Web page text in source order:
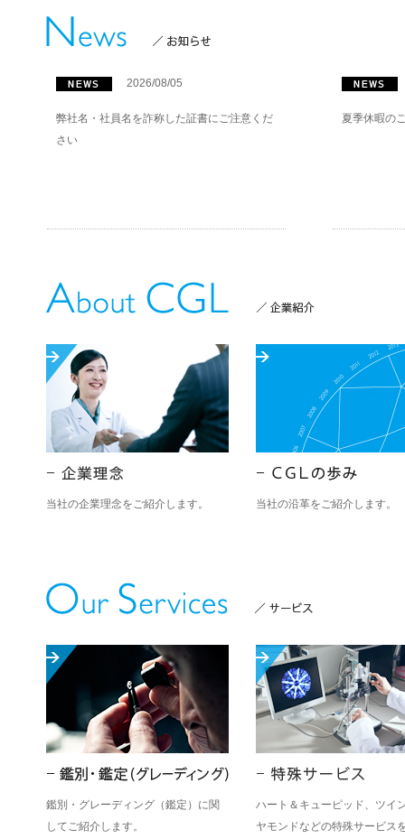
2026/08/05
弊社名・社員名を詐称した証書にご注意くだ
さい
夏季休暇の
当社の企業理念をご紹介します。 当社の沿革をご紹介します。
鑑別・グレーディング（鑑定）に関
してご紹介します。
ハート＆キューピッド、ツイ
ヤモンドなどの特殊サービス